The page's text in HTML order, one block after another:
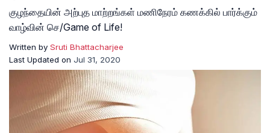
குழந்தையின் அற்புத மாற்றங்கள் மணிநேரம் கணக்கில் பார்க்கும்
வாழ்வின் செ/Game of Life!
Written by Sruti Bhattacharjee
Last Updated on Jul 31, 2020